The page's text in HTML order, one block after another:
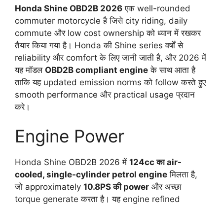
Honda Shine OBD2B 2026 एक well-rounded
commuter motorcycle है जिसे city riding, daily
commute और low cost ownership को ध्यान में रखकर
तैयार किया गया है। Honda की Shine series वर्षों से
reliability और comfort के लिए जानी जाती है, और 2026 में
यह मॉडल OBD2B compliant engine के साथ आता है
ताकि यह updated emission norms को follow करते हुए
smooth performance और practical usage प्रदान
करे।
Engine Power
Honda Shine OBD2B 2026 में 124cc का air-
cooled, single-cylinder petrol engine मिलता है,
जो approximately 10.8PS की power और अच्छा
torque generate करता है। यह engine refined